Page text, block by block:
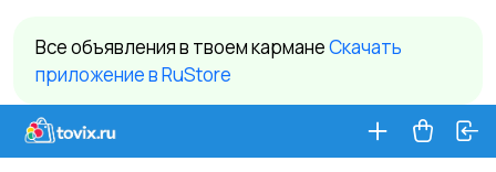
Все объявления в твоем карманеCкачать
приложение в RuStore